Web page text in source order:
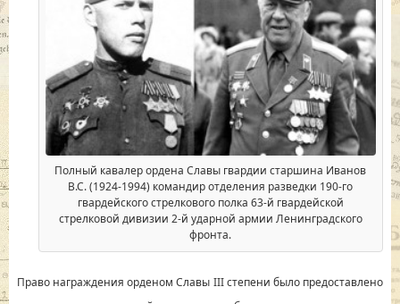
Полный кавалер ордена Славы гвардии старшина Иванов
В.С. (1924-1994) командир отделения разведки 190-го
гвардейского стрелкового полка 63-й гвардейской
стрелковой дивизии 2-й ударной армии Ленинградского
фронта.
Право награждения орденом Славы III степени было предоставлено